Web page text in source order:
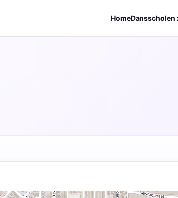
HomeDansscholen